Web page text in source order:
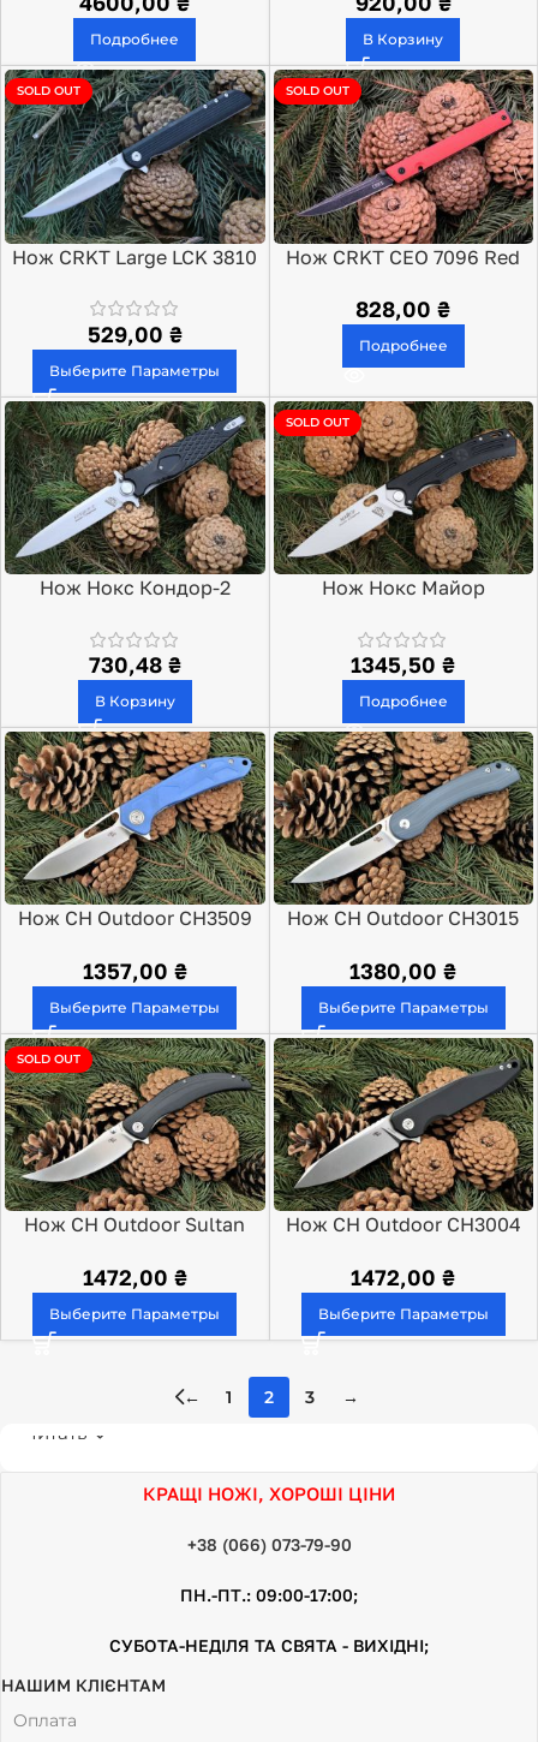
Подробнее В Корзину
SOLD OUT
Нож CRKT Large LCK 3810
529,00 ₴
Выберите Параметры
SOLD OUT
Нож CRKT CEO 7096 Red
828,00₴
Подробнее
Нож Нокс Кондор-2
730,48 ₴
В Корзину
SOLD OUT
Нож Нокс Майор
1345,50₴
Подробнее
Нож CH Outdoor CH3509
1357,00 ₴
Выберите Параметры
Нож CH Outdoor CH3015
1380,00₴
Выберите Параметры
SOLD OUT
Нож CH Outdoor Sultan
1472,00 ₴
Выберите Параметры
Нож CH Outdoor CH3004
1472,00₴
Выберите Параметры
← 1 2 3 →
Читать
КРАЩІ НОЖІ, ХОРОШІ ЦІНИ
+38 (066) 073-79-90
ПН.-ПТ.: 09:00-17:00;
СУБОТА-НЕДІЛЯ ТА СВЯТА - ВИХІДНІ;
НАШИМ КЛІЄНТАМ
Оплата